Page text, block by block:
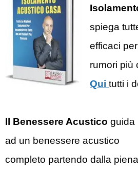
spiega
efficaci
rumori più
Qui tutti i
Il Benessere Acustico guida
ad un benessere acustico
completo partendo dalla piena